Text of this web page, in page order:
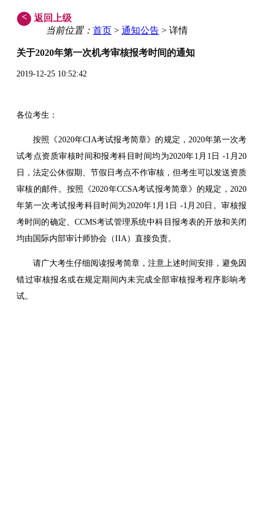
<
返回上级
当前位置： 首页 > 通知公告 > 详情
关于2020年第一次机考审核报考时间的通知
2019-12-25 10:52:42
各位考生：
按照《2020年CIA考试报考简章》的规定，2020年第一次考
试考点资质审核时间和报考科目时间均为2020年1月1日 -1月20
日，法定公休假期、节假日考点不作审核，但考生可以发送资质
审核的邮件。按照《2020年CCSA考试报考简章》的规定，2020
年第一次考试报考科目时间为2020年1月1日 -1月20日。审核报
考时间的确定、CCMS考试管理系统中科目报考表的开放和关闭
均由国际内部审计师协会（IIA）直接负责。
请广大考生仔细阅读报考简章，注意上述时间安排，避免因
错过审核报名或在规定期间内未完成全部审核报考程序影响考
试。